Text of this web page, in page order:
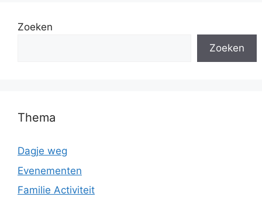
Zoeken
Zoeken
Thema
Dagje weg
Evenementen
Familie Activiteit